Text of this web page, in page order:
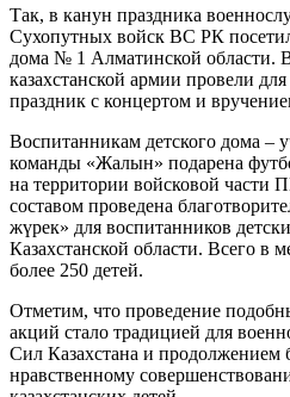
Так, в канун праздника
Сухопутных войск ВС РК
дома № 1 Алматинской области.
казахстанской армии провели
праздник с концертом и
Воспитанникам детского дома –
команды «Жалын» подарена
на территории войсковой
составом проведена
жүрек» для воспитанников
Казахстанской области. Всего в
более 250 детей.
Отметим, что проведение
акций стало традицией для
Сил Казахстана и продолжением
нравственному